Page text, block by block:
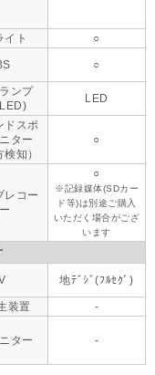
イト ○
○
ンプ
LED
ドスポ
ター
検知）
○
レコー
○
※記録媒体(SDカー
ド等)は別途ご購入
いただく場合がござ
います
地ﾃﾞｼﾞ(ﾌﾙｾｸﾞ)
装置
-
ター -